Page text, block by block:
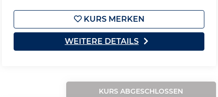
KURS MERKEN
WEITERE DETAILS
KURS ABGESCHLOSSEN